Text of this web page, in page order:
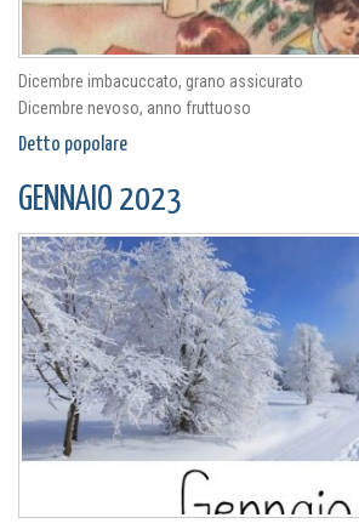
Dicembre imbacuccato, grano assicurato
Dicembre nevoso, anno fruttuoso
Detto popolare
GENNAIO 2023